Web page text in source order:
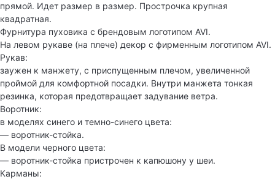
прямой. Идет размер в размер. Прострочка крупная
квадратная.
Фурнитура пуховика с брендовым логотипом AVI.
На левом рукаве (на плече) декор с фирменным логотипом AVI.
Рукав:
заужен к манжету, с приспущенным плечом, увеличенной
проймой для комфортной посадки. Внутри манжета тонкая
резинка, которая предотвращает задувание ветра.
Воротник:
в моделях синего и темно-синего цвета:
— воротник-стойка.
В модели черного цвета:
— воротник-стойка пристрочен к капюшону у шеи.
Карманы: